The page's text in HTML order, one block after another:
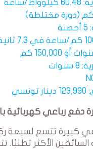
ساعة
كبيرة تتسع لسبعة
الأكثر تطلبًا.